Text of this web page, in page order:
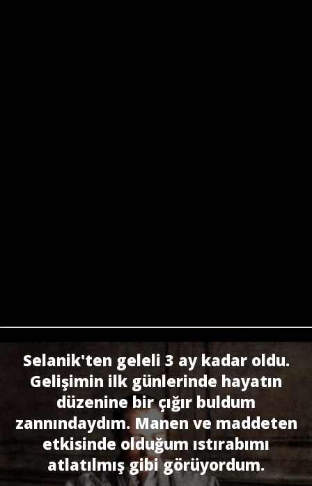
Selanik'ten geleli 3 ay kadar oldu.
Gelişimin ilk günlerinde hayatın
düzenine bir çığır buldum
zannındaydım. Manen ve maddeten
etkisinde olduğum ıstırabımı
atlatılmış gibi görüyordum.